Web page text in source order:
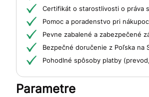
Certifikát o starostlivosti o práva
Pomoc a poradenstvo pri
Pevne zabalené a zabezpečené
Bezpečné doručenie z Poľska na
Pohodlné spôsoby platby
Parametre